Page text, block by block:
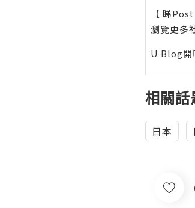
【 睇
瀏覽更多
U Blog開
相關話
日本